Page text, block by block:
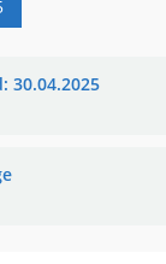
30.04.2025